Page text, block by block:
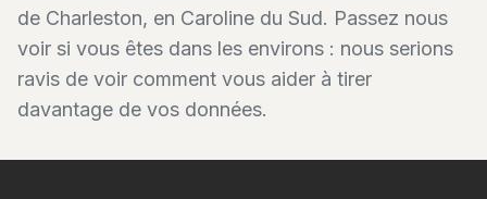
de Charleston, en Caroline du Sud. Passez nous
voir si vous êtes dans les environs : nous serions
ravis de voir comment vous aider à tirer
davantage de vos données.